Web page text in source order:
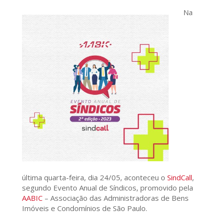
Na
última quarta-feira, dia 24/05, aconteceu o SindCall,
segundo Evento Anual de Síndicos, promovido pela
AABIC– Associação das Administradoras de Bens
Imóveis e Condomínios de São Paulo.